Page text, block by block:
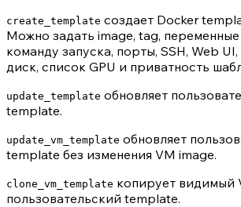
create_template создает Docker
Можно задать image, tag,
команду запуска, порты, SSH, Web
диск, список GPU и приватность
update_template обновляет
template.
update_vm_template обновляет
template без изменения VM image.
clone_vm_template копирует видимый
пользовательский template.